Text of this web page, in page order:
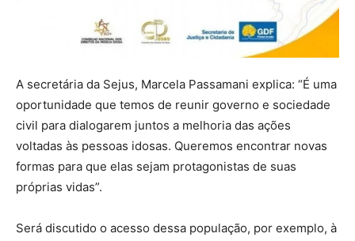
A secretária da Sejus, Marcela Passamani explica: “É uma
oportunidade que temos de reunir governo e sociedade
civil para dialogarem juntos a melhoria das ações
voltadas às pessoas idosas. Queremos encontrar novas
formas para que elas sejam protagonistas de suas
próprias vidas”.
Será discutido o acesso dessa população, por exemplo, à